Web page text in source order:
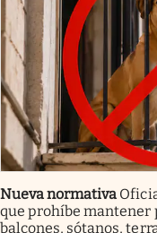
Nueva normativa
que prohíbe mantener
balcones, sótanos,